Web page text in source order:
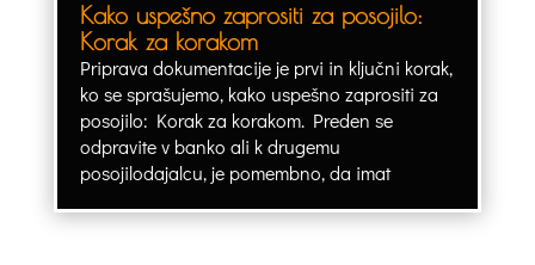
Kako uspešno zaprositi za posojilo:
Korak za korakom
Priprava dokumentacije je prvi in ključni korak,
ko se sprašujemo, kako uspešno zaprositi za
posojilo: Korak za korakom. Preden se
odpravite v banko ali k drugemu
posojilodajalcu, je pomembno, da imat